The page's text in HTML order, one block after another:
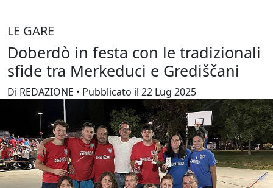
LE GARE
Doberdò in festa con le tradizionali
sfide tra Merkeduci e Grediščani
Di REDAZIONE • Pubblicato il 22 Lug 2025